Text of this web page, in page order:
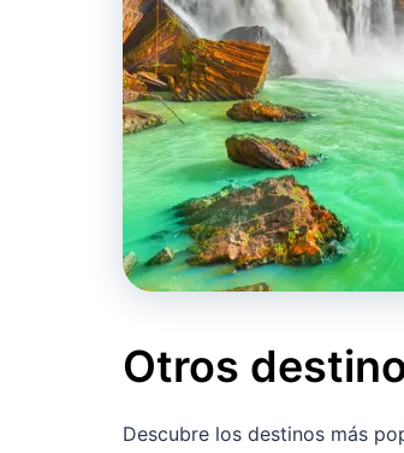
Otros
Descubre los destinos más